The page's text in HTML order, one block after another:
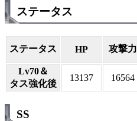
ステータス
ステータス HP 攻撃力
Lv70＆
タス強化後
13137 16564
SS